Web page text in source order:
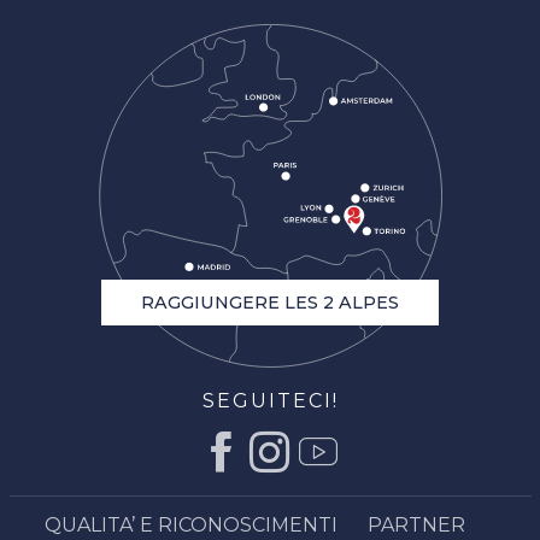
RAGGIUNGERE LES 2 ALPES
SEGUITECI!
QUALITA’ E RICONOSCIMENTI PARTNER